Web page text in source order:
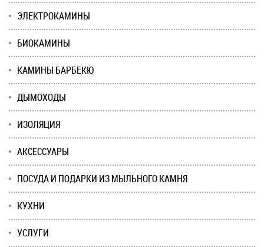
ЭЛЕКТРОКАМИНЫ
БИОКАМИНЫ
КАМИНЫ БАРБЕКЮ
ДЫМОХОДЫ
ИЗОЛЯЦИЯ
АКСЕССУАРЫ
ПОСУДА И ПОДАРКИ ИЗ МЫЛЬНОГО КАМНЯ
КУХНИ
УСЛУГИ